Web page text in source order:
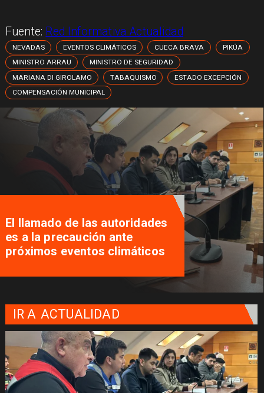
Fuente: Red Informativa Actualidad
NEVADAS EVENTOS CLIMÁTICOS CUECA BRAVA
PIKÚA
MINISTRO ARRAU
MINISTRO DE SEGURIDAD
MARIANA DI GIROLAMO
TABAQUISMO
ESTADO EXCEPCIÓN
COMPENSACIÓN MUNICIPAL
El llamado de las autoridades
es a la precaución ante
próximos eventos climáticos
IR A ACTUALIDAD